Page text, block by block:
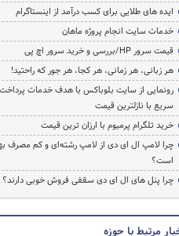
ایده های طلایی برای کسب درآمد از اینستاگرام
خدمات سایت انجام پروژه ماهان
قیمت سرور HP/بررسی و خرید سرور اچ پی
هر زبانی، هر زمانی، هر کجا، هر جور که راحتید!
رونمایی از سایت بلوباکس با هدف خدمات پرداخت
سریع با نازلترین قیمت
خرید تلگرام پرمیوم با ارزان ترین قیمت
چرا لامپ ال ای دی از لامپ رشته‌ای و کم مصرف
است؟
چرا پنل های ال ای دی سقفی فروش خوبی دارند؟
مرتبط با حوزه